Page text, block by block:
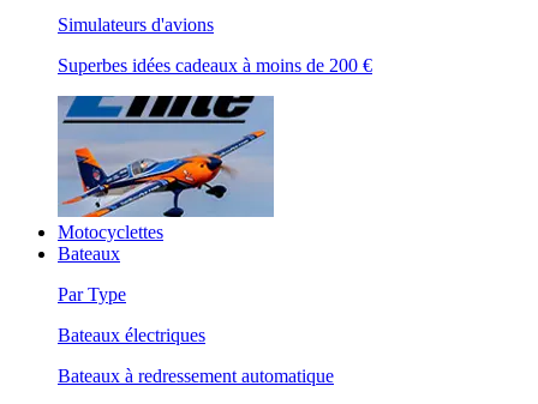
Simulateurs d'avions
Superbes idées cadeaux à moins de 200 €
Motocyclettes
Bateaux
Par Type
Bateaux électriques
Bateaux à redressement automatique